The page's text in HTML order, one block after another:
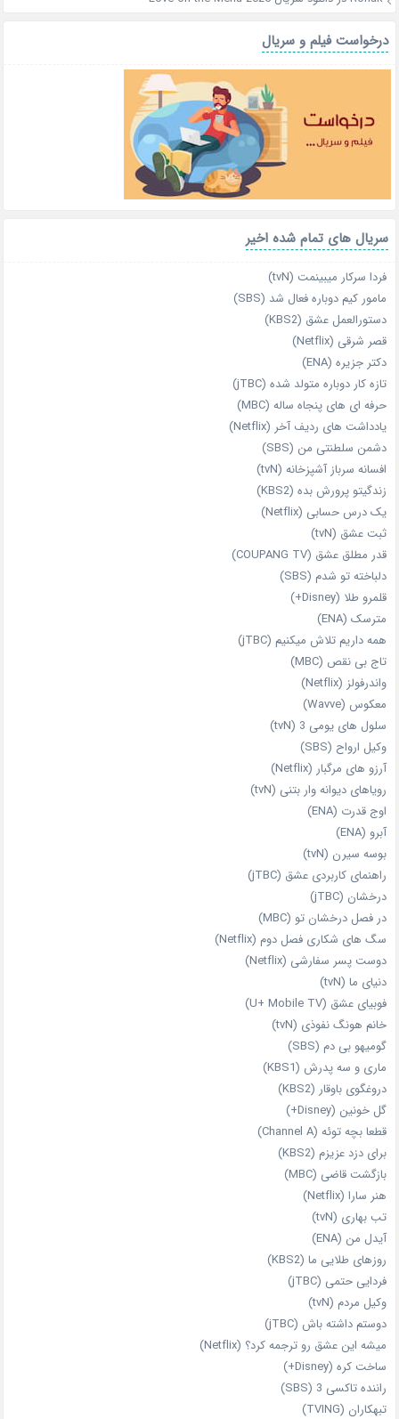
درخواست فیلم و سریال
سریال های تمام شده اخیر
فردا سرکار میبینمت (tvN)
مامور کیم دوباره فعال شد (SBS)
دستورالعمل عشق (KBS2)
قصر شرقی (Netflix)
دکتر جزیره (ENA)
تازه‌ کار دوباره‌ متولد شده (jTBC)
حرفه‌ ای‌ های پنجاه‌ ساله (MBC)
یادداشت‌ های ردیف آخر (Netflix)
دشمن سلطنتی من (SBS)
افسانه سرباز آشپزخانه (tvN)
زندگیتو پرورش بده (KBS2)
یک درس حسابی (Netflix)
ثبت عشق (tvN)
قدر مطلق عشق (COUPANG TV)
دلباخته تو شدم (SBS)
قلمرو طلا (Disney+)
مترسک (ENA)
همه داریم تلاش میکنیم (jTBC)
تاج بی‌ نقص (MBC)
واندرفولز (Netflix)
معکوس (Wavve)
سلول های یومی 3 (tvN)
وکیل ارواح (SBS)
آرزو های مرگبار (Netflix)
رویاهای دیوانه‌ وار بتنی (tvN)
اوج قدرت (ENA)
آبرو (ENA)
بوسه سیرن (tvN)
راهنمای کاربردی عشق (jTBC)
درخشان (jTBC)
در فصل درخشان تو (MBC)
سگ های شکاری فصل دوم (Netflix)
دوست‌ پسر سفارشی (Netflix)
دنیای ما (tvN)
فوبیای عشق (U+ Mobile TV)
خانم هونگ نفوذی (tvN)
گومیهو بی دم (SBS)
ماری و سه پدرش (KBS1)
دروغگوی باوقار (KBS2)
گل خونین (Disney+)
قطعا بچه توئه (Channel A)
برای دزد عزیزم (KBS2)
بازگشت قاضی (MBC)
هنر سارا (Netflix)
تب بهاری (tvN)
آیدل من (ENA)
روزهای طلایی ما (KBS2)
فردایی حتمی (jTBC)
وکیل مردم (tvN)
دوستم داشته باش (jTBC)
میشه این عشق رو ترجمه کرد؟ (Netflix)
ساخت کره (Disney+)
راننده تاکسی 3 (SBS)
تبهکاران (TVING)